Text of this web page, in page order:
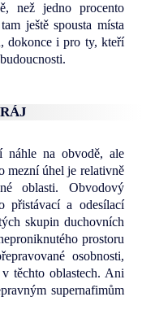
než jedno procento
ještě spousta místa
dokonce i pro ty, kteří
náhle na obvodě, ale
mezní úhel je relativně
oblasti. Obvodový
přistávací a odesílací
skupin duchovních
prostoru
osobnosti,
těchto oblastech. Ani
supernafimům